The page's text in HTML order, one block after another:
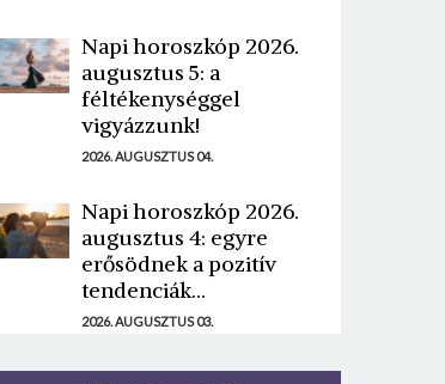
Napi horoszkóp 2026.
augusztus 5: a
féltékenységgel
vigyázzunk!
2026. AUGUSZTUS 04.
Napi horoszkóp 2026.
augusztus 4: egyre
erősödnek a pozitív
tendenciák...
2026. AUGUSZTUS 03.